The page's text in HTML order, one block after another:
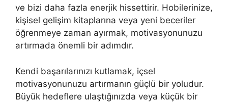
ve bizi daha fazla enerjik hissettirir. Hobilerinize,
kişisel gelişim kitaplarına veya yeni beceriler
öğrenmeye zaman ayırmak, motivasyonunuzu
artırmada önemli bir adımdır.
Kendi başarılarınızı kutlamak, içsel
motivasyonunuzu artırmanın güçlü bir yoludur.
Büyük hedeflere ulaştığınızda veya küçük bir